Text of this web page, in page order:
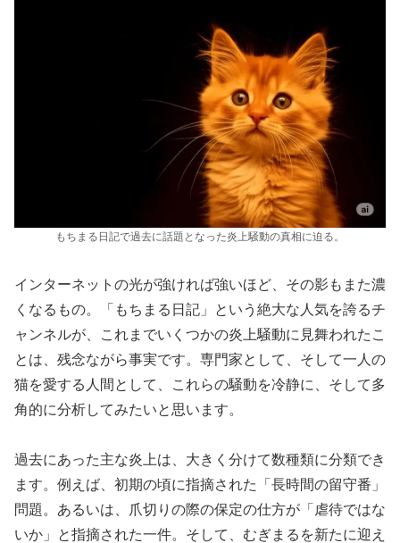
もちまる日記で過去に話題となった炎上騒動の真相に迫る。
インターネットの光が強ければ強いほど、その影もまた濃
くなるもの。「もちまる日記」という絶大な人気を誇るチ
ャンネルが、これまでいくつかの炎上騒動に見舞われたこ
とは、残念ながら事実です。専門家として、そして一人の
猫を愛する人間として、これらの騒動を冷静に、そして多
角的に分析してみたいと思います。
過去にあった主な炎上は、大きく分けて数種類に分類でき
ます。例えば、初期の頃に指摘された「長時間の留守番」
問題。あるいは、爪切りの際の保定の仕方が「虐待ではな
いか」と指摘された一件。そして、むぎまるを新たに迎え